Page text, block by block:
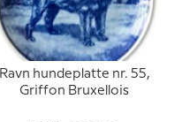
Ravn hundeplatte nr. 55,
Griffon Bruxellois